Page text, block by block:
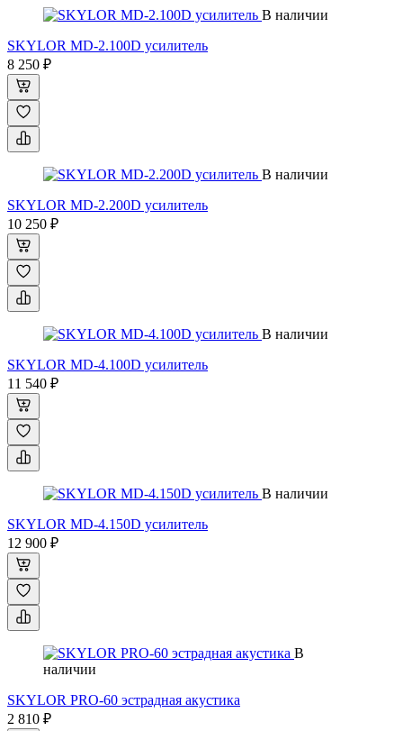
В наличии
SKYLOR MD-2.100D усилитель
8 250 ₽
В наличии
SKYLOR MD-2.200D усилитель
10 250 ₽
В наличии
SKYLOR MD-4.100D усилитель
11 540 ₽
В наличии
SKYLOR MD-4.150D усилитель
12 900 ₽
В
наличии
SKYLOR PRO-60 эстрадная акустика
2 810 ₽